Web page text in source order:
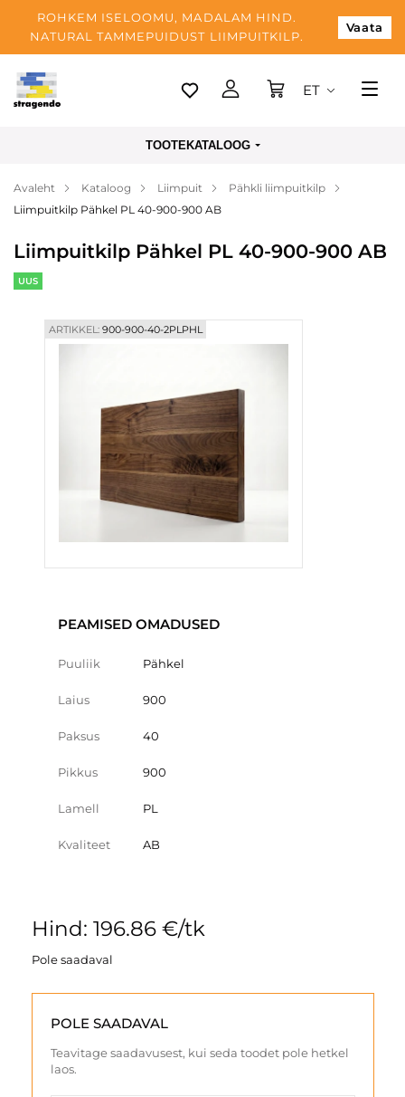
ROHKEM ISELOOMU, MADALAM HIND.
NATURAL TAMMEPUIDUST LIIMPUITKILP.
Vaata
Tallinn
Makse
Blogi
ET
TOOTEKATALOOG
Avaleht Kataloog Liimpuit
Pähkli liimpuitkilp
Liimpuitkilp Pähkel PL 40-900-900 AB
Liimpuitkilp Pähkel PL 40-900-900 AB
UUS
ARTIKKEL:900-900-40-2PLPHL
PEAMISED OMADUSED
Puuliik Pähkel
Laius 900
Paksus 40
Pikkus 900
Lamell PL
Kvaliteet AB
Hind: 196.86 €/tk
Pole saadaval
POLE SAADAVAL
Teavitage saadavusest, kui seda toodet pole hetkel
laos.